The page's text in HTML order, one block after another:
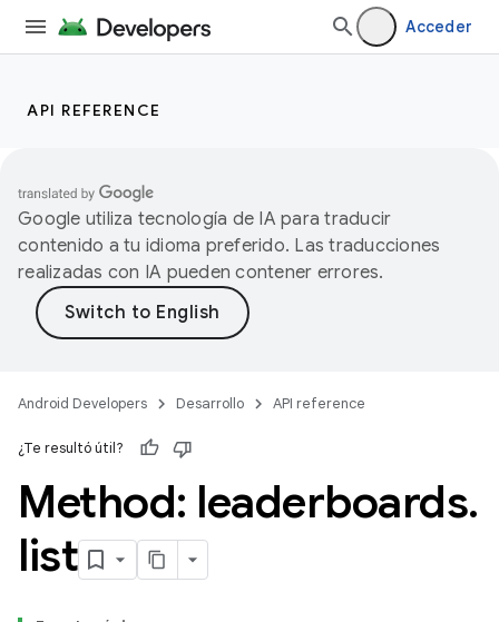
Acceder
API REFERENCE
Google utiliza tecnología de IA para traducir
contenido a tu idioma preferido. Las traducciones
realizadas con IA pueden contener errores.
Android Developers Desarrollo API reference
¿Te resultó útil?
Method: leaderboards.
list